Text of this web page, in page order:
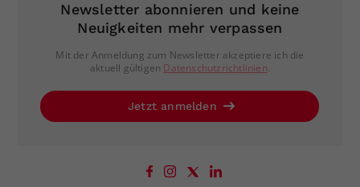
Newsletter abonnieren und keine
Neuigkeiten mehr verpassen
Mit der Anmeldung zum Newsletter akzeptiere ich die
aktuell gültigen Datenschutzrichtlinien.
Jetzt anmelden